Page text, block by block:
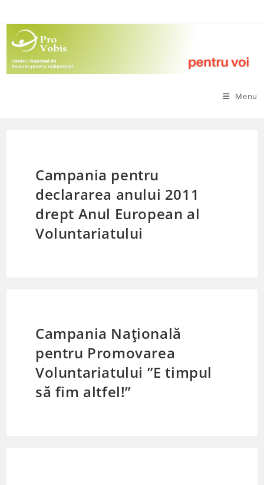
to
content
Menu
Campania pentru
declararea anului 2011
drept Anul European al
Voluntariatului
Campania Națională
pentru Promovarea
Voluntariatului ”E timpul
să fim altfel!”